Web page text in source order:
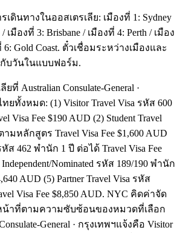
ดินทางในออสเตรเลีย: เมืองที่ 1: Sydney
เมืองที่ 3: Brisbane / เมืองที่ 4: Perth / เมือง
6: Gold Coast. ตั๋วเชื่อมระหว่างเมืองและ
บวันในแบบฟอร์ม.
ที่ Australian Consulate-General ·
ยทั้งหมด: (1) Visitor Travel Visa รหัส 600
Visa Fee $190 AUD (2) Student Travel
มหลักสูตร Travel Visa Fee $1,600 AUD
ส 462 พำนัก 1 ปี ต่อได้ Travel Visa Fee
Nominated รหัส 189/190 พำนัก
AUD (5) Partner Travel Visa รหัส
Visa Fee $8,850 AUD. NYC คิดค่าจัด
หน้าที่ตามความซับซ้อนของหมวดที่เลือก
General · กรุงเทพฯแจ้งคือ Visitor